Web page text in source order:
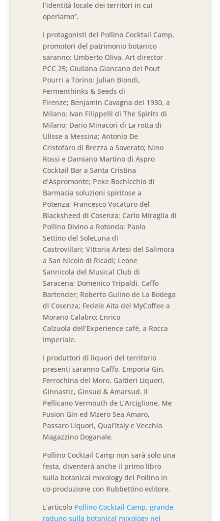
l’identità locale dei territori in cui
operiamo”.
I protagonisti del Pollino Cocktail Camp,
promotori del patrimonio botanico
saranno: Umberto Oliva, Art director
PCC 25; Giuliana Giancano del Pout
Pourri a Torino; Julian Biondi,
Fermenthinks & Seeds di
Firenze; Benjamin Cavagna del 1930, a
Milano; Ivan Filippelli di The Spirits di
Milano; Dario Minacori di La rotta di
Ulisse a Messina; Antonio De
Cristofaro di Brezza a Soverato; Nino
Rossi e Damiano Martino di Aspro
Cocktail Bar a Santa Cristina
d’Aspromonte; Peke Bochicchio di
Barmacia soluzioni spiritose a
Potenza; Francesco Vocaturo del
Blacksheed di Cosenza; Carlo Miraglia di
Pollino Divino a Rotonda; Paolo
Settino del SoleLuna di
Castrovillari; Vittoria Artesi del Salimora
a San Nicolò di Ricadi; Leone
Sannicola del Musical Club di
Saracena; Domenico Tripaldi, Caffo
Bartender; Roberto Gulino de La Bodega
di Cosenza; Fedele Aita del MyCoffee a
Morano Calabro; Enrico
Calzuola dell’Experience cafè, a Rocca
Imperiale.
I produttori di liquori del territorio
presenti saranno Caffo, Emporia Gin,
Ferrochina del Moro, Galtieri Liquori,
Ginnastic, Ginsud & Amarsud. Il
Pellicano Vermouth de L’Arciglione, Me
Fusion Gin ed Mzero Sea Amaro,
Passaro Liquori, Qual’Italy e Vecchio
Magazzino Doganale.
Pollino Cocktail Camp non sarà solo una
festa, diventerà anche il primo libro
sulla botanical mixology del Pollino in
co-produzione con Rubbettino editore.
L’articolo Pollino Cocktail Camp, grande
raduno sulla botanical mixology nel